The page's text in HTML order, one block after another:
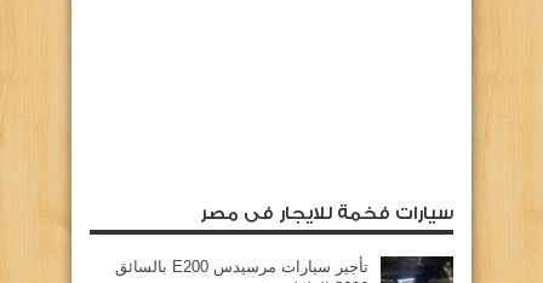
سيارات فخمة للايجار فى مصر
تأجير سيارات مرسيدس E200 بالسائق